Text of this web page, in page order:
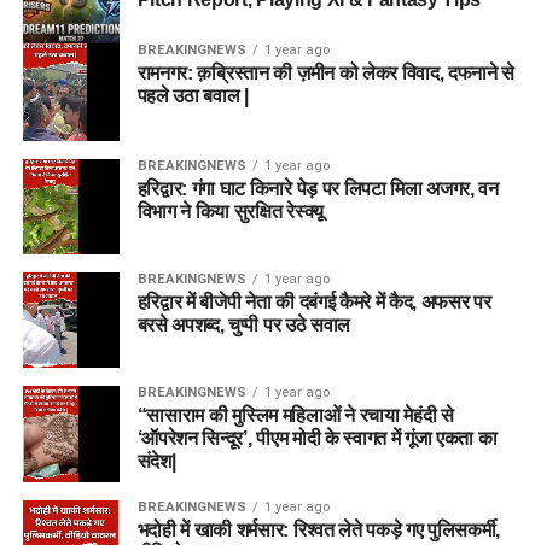
BREAKINGNEWS 1 year ago
रामनगर: क़ब्रिस्तान की ज़मीन को लेकर विवाद, दफनाने से
पहले उठा बवाल |
BREAKINGNEWS 1 year ago
हरिद्वार: गंगा घाट किनारे पेड़ पर लिपटा मिला अजगर, वन
विभाग ने किया सुरक्षित रेस्क्यू
BREAKINGNEWS 1 year ago
हरिद्वार में बीजेपी नेता की दबंगई कैमरे में कैद, अफसर पर
बरसे अपशब्द, चुप्पी पर उठे सवाल
BREAKINGNEWS 1 year ago
“सासाराम की मुस्लिम महिलाओं ने रचाया मेहंदी से
‘ऑपरेशन सिन्दूर’, पीएम मोदी के स्वागत में गूंजा एकता का
संदेश|
BREAKINGNEWS 1 year ago
भदोही में खाकी शर्मसार: रिश्वत लेते पकड़े गए पुलिसकर्मी,